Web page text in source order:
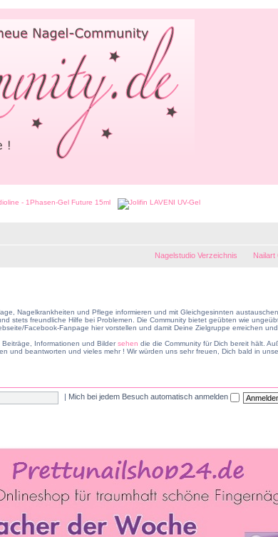
Nagelstudio Verzeichnis Nailart
Nagelkrankheiten und Pflege informieren und mit Gleichgesinnten
stets freundliche Hilfe bei Problemen. Die Community bietet geübten wie
Facebook-Fanpage hier vorstellen und damit Deine Zielgruppe erreichen und
Informationen und Bildersehen die die Community für Dich bereit hält.
beantworten und vieles mehr ! Wir würden uns sehr freuen, Dich bald in
Mich bei jedem Besuch automatisch anmelden